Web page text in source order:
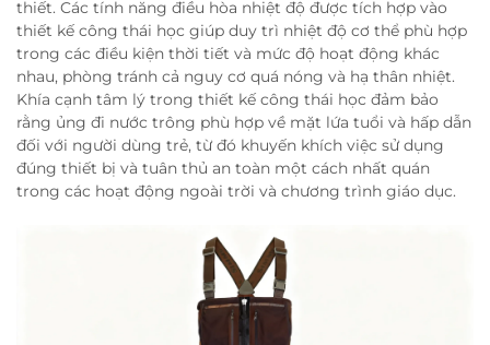
thiết. Các tính năng điều hòa nhiệt độ được tích hợp vào
thiết kế công thái học giúp duy trì nhiệt độ cơ thể phù hợp
trong các điều kiện thời tiết và mức độ hoạt động khác
nhau, phòng tránh cả nguy cơ quá nóng và hạ thân nhiệt.
Khía cạnh tâm lý trong thiết kế công thái học đảm bảo
rằng ủng đi nước trông phù hợp về mặt lứa tuổi và hấp dẫn
đối với người dùng trẻ, từ đó khuyến khích việc sử dụng
đúng thiết bị và tuân thủ an toàn một cách nhất quán
trong các hoạt động ngoài trời và chương trình giáo dục.